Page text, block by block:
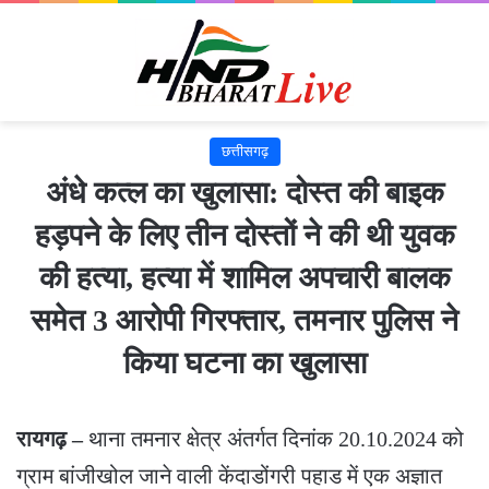
छत्तीसगढ़
अंधे कत्ल का खुलासा: दोस्त की बाइक
हड़पने के लिए तीन दोस्तों ने की थी युवक
की हत्या, हत्या में शामिल अपचारी बालक
समेत 3 आरोपी गिरफ्तार, तमनार पुलिस ने
किया घटना का खुलासा
रायगढ़ –थाना तमनार क्षेत्र अंतर्गत दिनांक 20.10.2024 को
ग्राम बांजीखोल जाने वाली केंदाडोंगरी पहाड में एक अज्ञात